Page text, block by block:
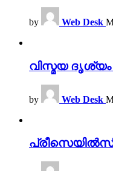
by Web Desk
വിസ്മയ
by Web Desk